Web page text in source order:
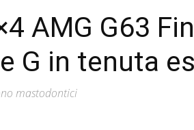
AMG G63
G in tenuta
mastodontici